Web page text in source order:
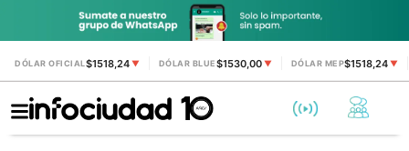
DÓLAR OFICIAL$1518,24 ▼ DÓLAR BLUE$1530,00 ▼ DÓLAR MEP$1518,24▼